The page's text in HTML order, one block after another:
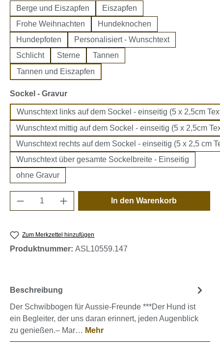
Berge und Eiszapfen
Eiszapfen
Frohe Weihnachten
Hundeknochen
Hundepfoten
Personalisiert - Wunschtext
Schlicht
Sterne
Tannen
Tannen und Eiszapfen
Sockel - Gravurauswählen
Wunschtext links auf dem Sockel - einseitig (5 x 2,5cm
Wunschtext mittig auf dem Sockel - einseitig (5 x 2,5cm
Wunschtext rechts auf dem Sockel - einseitig (5 x 2,5 cm
Wunschtext über gesamte Sockelbreite - Einseitig
ohne Gravur
Produkt Anzahl: Gib den gewünschten
In den Warenkorb
Zum Merkzettel hinzufügen
Produktnummer: ASL10559.147
Beschreibung
Der Schwibbogen für Aussie-Freunde ***Der Hund ist
ein Begleiter, der uns daran erinnert, jeden Augenblick
zu genießen.– Mar… Mehr